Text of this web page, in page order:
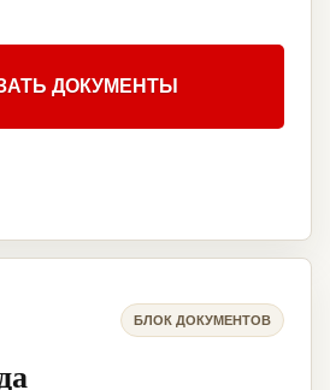
ДОКУМЕНТЫ
БЛОК ДОКУМЕНТОВ